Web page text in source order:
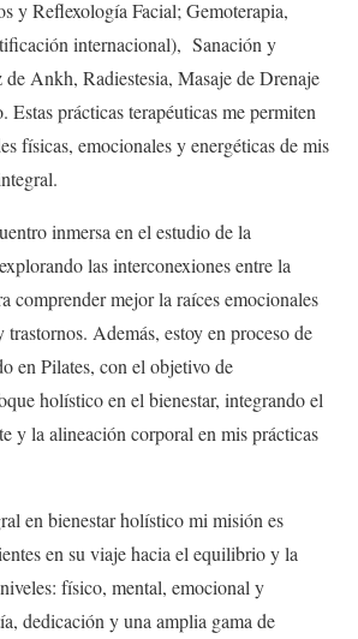
y Reflexología Facial; Gemoterapia,
internacional), Sanación y
Ankh, Radiestesia, Masaje de Drenaje
prácticas terapéuticas me permiten
físicas, emocionales y energéticas de mis
inmersa en el estudio de la
las interconexiones entre la
comprender mejor la raíces emocionales
trastornos. Además, estoy en proceso de
en Pilates, con el objetivo de
holístico en el bienestar, integrando el
y la alineación corporal en mis prácticas
en bienestar holístico mi misión es
en su viaje hacia el equilibrio y la
físico, mental, emocional y
dedicación y una amplia gama de